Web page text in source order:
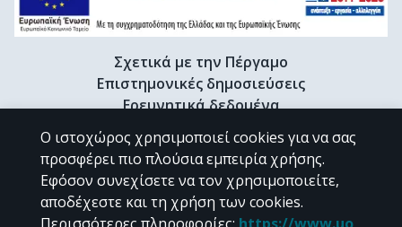
Σχετικά με την Πέργαμο
Επιστημονικές δημοσιεύσεις
Ερευνητικά δεδομένα
Διδακτορικές διατριβές & Γκρίζα βιβλιογραφία
Προφίλ Ερευνητή
CC BY-NC 4.0
Ο ιστοχώρος χρησιμοποιεί cookies για να σας
προσφέρει πιο πλούσια εμπειρία χρήσης.
Εφόσον συνεχίσετε να τον χρησιμοποιείτε,
αποδέχεστε και τη χρήση των cookies.